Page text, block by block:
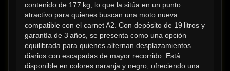
contenido de 177 kg, lo que la sitúa en un punto
atractivo para quienes buscan una moto nueva
compatible con el carnet A2. Con depósito de 19 litros y
garantía de 3 años, se presenta como una opción
equilibrada para quienes alternan desplazamientos
diarios con escapadas de mayor recorrido. Está
disponible en colores naranja y negro, ofreciendo una